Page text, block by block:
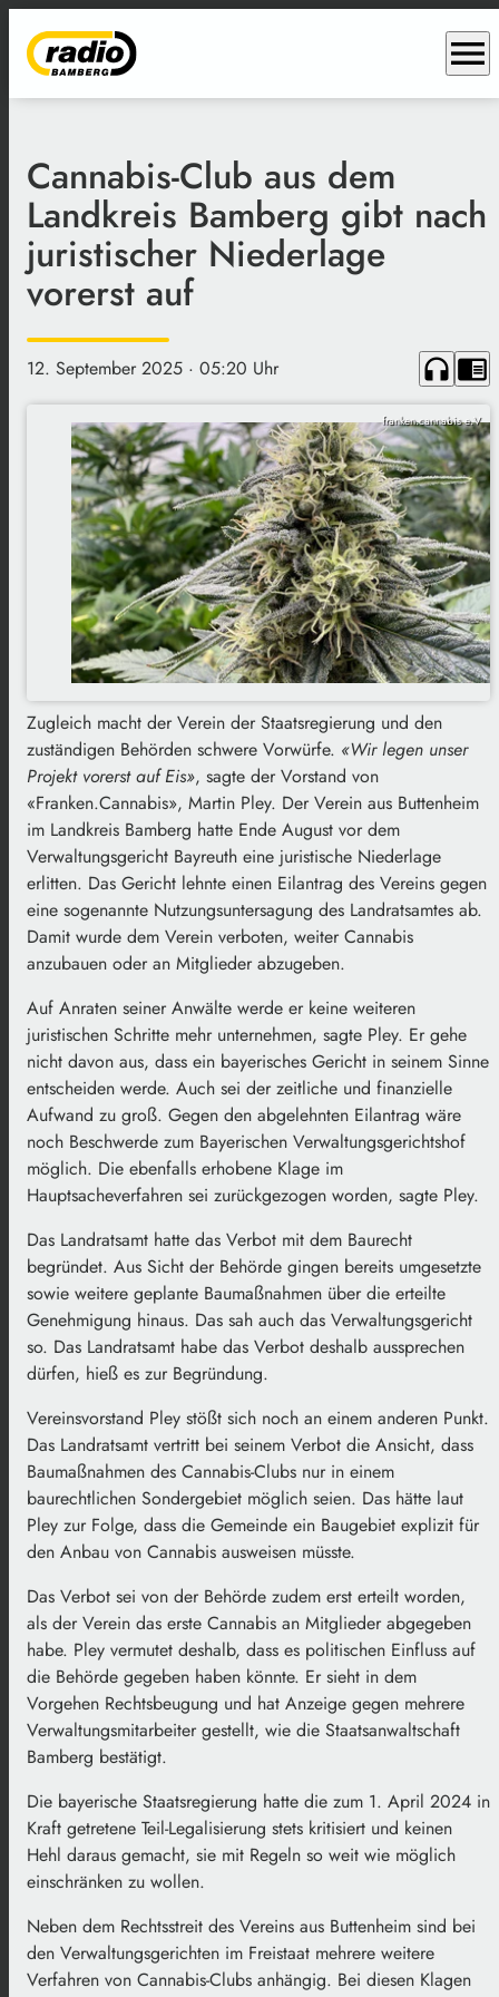
menu
Cannabis-Club aus dem
Landkreis Bamberg gibt nach
juristischer Niederlage
vorerst auf
12. September 2025 · 05:20 Uhr headphones chrome_reader_mode
franken.cannabis e.V
Zugleich macht der Verein der Staatsregierung und den
zuständigen Behörden schwere Vorwürfe. «Wir legen unser
Projekt vorerst auf Eis», sagte der Vorstand von
«Franken.Cannabis», Martin Pley. Der Verein aus Buttenheim
im Landkreis Bamberg hatte Ende August vor dem
Verwaltungsgericht Bayreuth eine juristische Niederlage
erlitten. Das Gericht lehnte einen Eilantrag des Vereins gegen
eine sogenannte Nutzungsuntersagung des Landratsamtes ab.
Damit wurde dem Verein verboten, weiter Cannabis
anzubauen oder an Mitglieder abzugeben.
Auf Anraten seiner Anwälte werde er keine weiteren
juristischen Schritte mehr unternehmen, sagte Pley. Er gehe
nicht davon aus, dass ein bayerisches Gericht in seinem Sinne
entscheiden werde. Auch sei der zeitliche und finanzielle
Aufwand zu groß. Gegen den abgelehnten Eilantrag wäre
noch Beschwerde zum Bayerischen Verwaltungsgerichtshof
möglich. Die ebenfalls erhobene Klage im
Hauptsacheverfahren sei zurückgezogen worden, sagte Pley.
Das Landratsamt hatte das Verbot mit dem Baurecht
begründet. Aus Sicht der Behörde gingen bereits umgesetzte
sowie weitere geplante Baumaßnahmen über die erteilte
Genehmigung hinaus. Das sah auch das Verwaltungsgericht
so. Das Landratsamt habe das Verbot deshalb aussprechen
dürfen, hieß es zur Begründung.
Vereinsvorstand Pley stößt sich noch an einem anderen Punkt.
Das Landratsamt vertritt bei seinem Verbot die Ansicht, dass
Baumaßnahmen des Cannabis-Clubs nur in einem
baurechtlichen Sondergebiet möglich seien. Das hätte laut
Pley zur Folge, dass die Gemeinde ein Baugebiet explizit für
den Anbau von Cannabis ausweisen müsste.
Das Verbot sei von der Behörde zudem erst erteilt worden,
als der Verein das erste Cannabis an Mitglieder abgegeben
habe. Pley vermutet deshalb, dass es politischen Einfluss auf
die Behörde gegeben haben könnte. Er sieht in dem
Vorgehen Rechtsbeugung und hat Anzeige gegen mehrere
Verwaltungsmitarbeiter gestellt, wie die Staatsanwaltschaft
Bamberg bestätigt.
Die bayerische Staatsregierung hatte die zum 1. April 2024 in
Kraft getretene Teil-Legalisierung stets kritisiert und keinen
Hehl daraus gemacht, sie mit Regeln so weit wie möglich
einschränken zu wollen.
Neben dem Rechtsstreit des Vereins aus Buttenheim sind bei
den Verwaltungsgerichten im Freistaat mehrere weitere
Verfahren von Cannabis-Clubs anhängig. Bei diesen Klagen